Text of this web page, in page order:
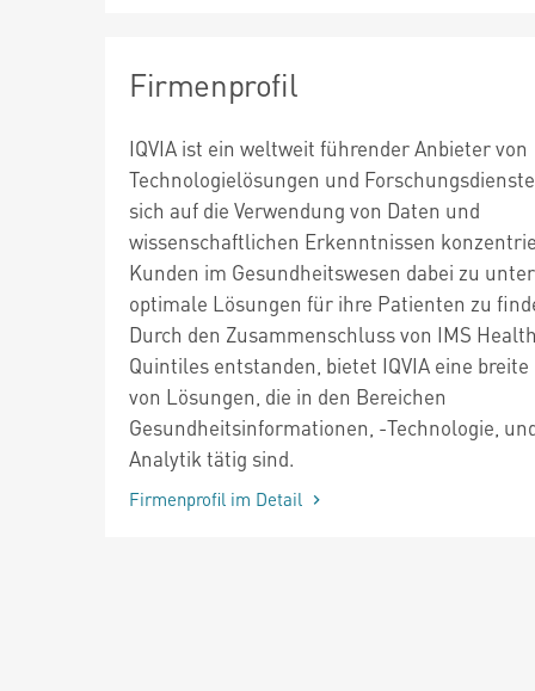
Firmenprofil
IQVIA ist ein weltweit führender Anbieter von
Technologielösungen und
sich auf die Verwendung von Daten und
wissenschaftlichen Erkenntnissen
Kunden im Gesundheitswesen dabei zu
optimale Lösungen für ihre Patienten zu
Durch den Zusammenschluss von IMS
Quintiles entstanden, bietet IQVIA eine
von Lösungen, die in den Bereichen
Gesundheitsinformationen, -Technologie,
Analytik tätig sind.
Firmenprofil im Detail